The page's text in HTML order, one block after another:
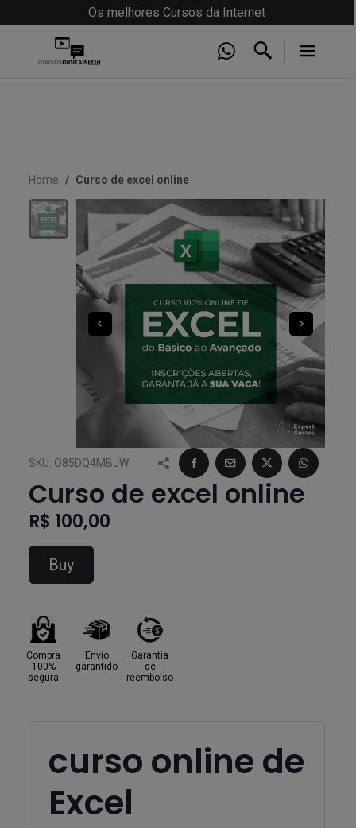
Os melhores Cursos da Internet
Home Curso de excel online
SKU: O85DQ4MBJW
Curso de excel online
R$ 100,00
Buy
Compra
100%
segura
Envio
garantido
Garantia
de
reembolso
curso online de
Excel